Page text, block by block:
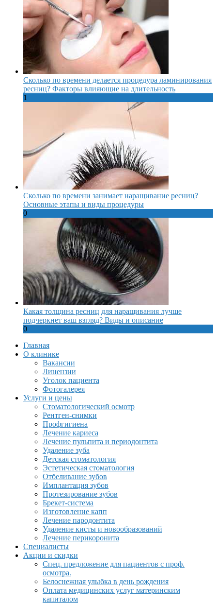
Сколько по времени делается процедура ламинирования
ресниц? Факторы влияющие на длительность
1
Сколько по времени занимает наращивание ресниц?
Основные этапы и виды процедуры
0
Какая толщина ресниц для наращивания лучше
подчеркнет ваш взгляд? Виды и описание
0
Главная
О клинике
Вакансии
Лицензии
Уголок пациента
Фотогалерея
Услуги и цены
Стоматологический осмотр
Рентген-снимки
Профгигиена
Лечение кариеса
Лечение пульпита и периодонтита
Удаление зуба
Детская стоматология
Эстетическая стоматология
Отбеливание зубов
Имплантация зубов
Протезирование зубов
Брекет-система
Изготовление капп
Лечение пародонтита
Удаление кисты и новообразований
Лечение перикоронита
Специалисты
Акции и скидки
Спец. предложение для пациентов с проф.
осмотра.
Белоснежная улыбка в день рождения
Оплата медицинских услуг материнским
капиталом